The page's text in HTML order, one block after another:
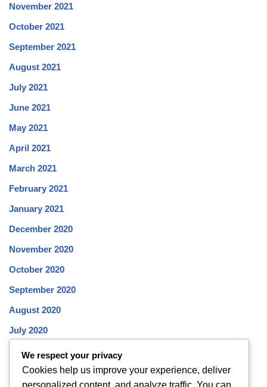
November 2021
October 2021
September 2021
August 2021
July 2021
June 2021
May 2021
April 2021
March 2021
February 2021
January 2021
December 2020
November 2020
October 2020
September 2020
August 2020
July 2020
June 2020
May 2020
We respect your privacy
Cookies help us improve your experience, deliver
personalized content, and analyze traffic. You can